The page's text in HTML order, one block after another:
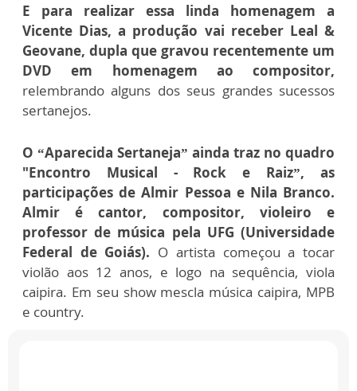
E para realizar essa linda homenagem a
Vicente Dias, a produção vai receber Leal &
Geovane, dupla que gravou recentemente um
DVD em homenagem ao compositor,
relembrando alguns dos seus grandes sucessos
sertanejos.
O “Aparecida Sertaneja” ainda traz no quadro
"Encontro Musical - Rock e Raiz”, as
participações de Almir Pessoa e Nila Branco.
Almir é cantor, compositor, violeiro e
professor de música pela UFG (Universidade
Federal de Goiás). O artista começou a tocar
violão aos 12 anos, e logo na sequência, viola
caipira. Em seu show mescla música caipira, MPB
e country.